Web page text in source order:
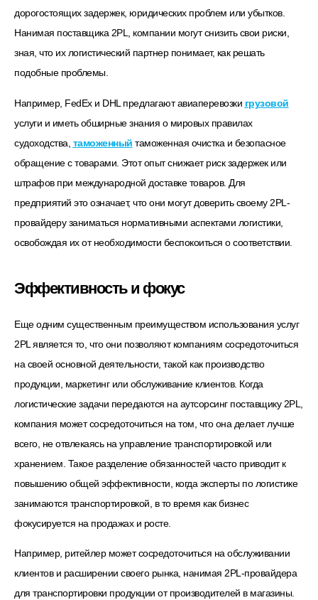
дорогостоящих задержек, юридических проблем или убытков.
Нанимая поставщика 2PL, компании могут снизить свои риски,
зная, что их логистический партнер понимает, как решать
подобные проблемы.
Например, FedEx и DHL предлагают авиаперевозки грузовой
услуги и иметь обширные знания о мировых правилах
судоходства, таможенный таможенная очистка и безопасное
обращение с товарами. Этот опыт снижает риск задержек или
штрафов при международной доставке товаров. Для
предприятий это означает, что они могут доверить своему 2PL-
провайдеру заниматься нормативными аспектами логистики,
освобождая их от необходимости беспокоиться о соответствии.
Эффективность и фокус
Еще одним существенным преимуществом использования услуг
2PL является то, что они позволяют компаниям сосредоточиться
на своей основной деятельности, такой как производство
продукции, маркетинг или обслуживание клиентов. Когда
логистические задачи передаются на аутсорсинг поставщику 2PL,
компания может сосредоточиться на том, что она делает лучше
всего, не отвлекаясь на управление транспортировкой или
хранением. Такое разделение обязанностей часто приводит к
повышению общей эффективности, когда эксперты по логистике
занимаются транспортировкой, в то время как бизнес
фокусируется на продажах и росте.
Например, ритейлер может сосредоточиться на обслуживании
клиентов и расширении своего рынка, нанимая 2PL-провайдера
для транспортировки продукции от производителей в магазины.